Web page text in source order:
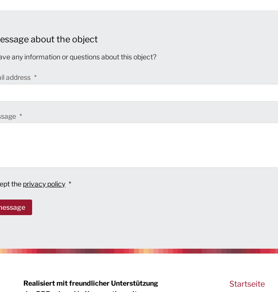
about the object
any information or questions about this object?
address
the privacy policy
Realisiert mit freundlicher Unterstützung
Main
Startseite